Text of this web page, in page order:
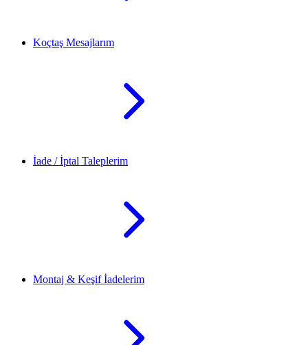
Koçtaş Mesajlarım
İade / İptal Taleplerim
Montaj & Keşif İadelerim